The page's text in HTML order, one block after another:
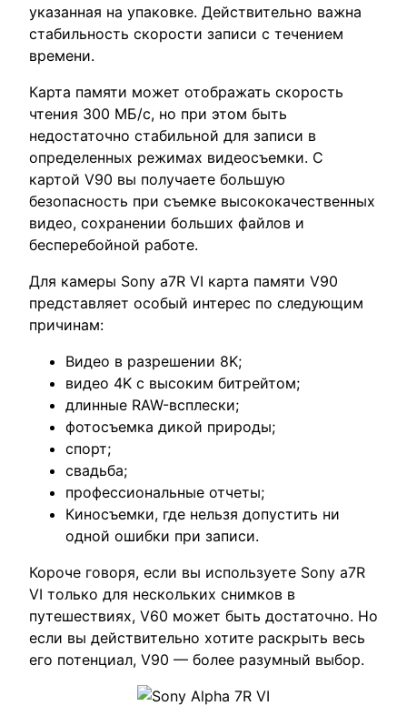
указанная на упаковке. Действительно важна
стабильность скорости записи с течением
времени.
Карта памяти может отображать скорость
чтения 300 МБ/с, но при этом быть
недостаточно стабильной для записи в
определенных режимах видеосъемки. С
картой V90 вы получаете большую
безопасность при съемке высококачественных
видео, сохранении больших файлов и
бесперебойной работе.
Для камеры Sony a7R VI карта памяти V90
представляет особый интерес по следующим
причинам:
Видео в разрешении 8K;
видео 4K с высоким битрейтом;
длинные RAW-всплески;
фотосъемка дикой природы;
спорт;
свадьба;
профессиональные отчеты;
Киносъемки, где нельзя допустить ни
одной ошибки при записи.
Короче говоря, если вы используете Sony a7R
VI только для нескольких снимков в
путешествиях, V60 может быть достаточно. Но
если вы действительно хотите раскрыть весь
его потенциал, V90 — более разумный выбор.